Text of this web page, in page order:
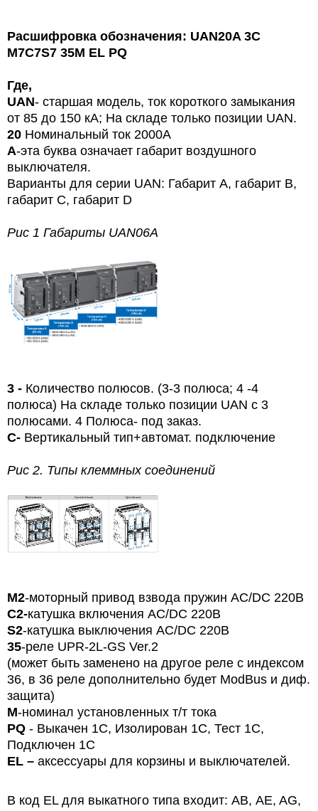
Расшифровка обозначения: UAN20A 3C
M7C7S7 35M EL PQ
Где,
UAN- старшая модель, ток короткого замыкания
от 85 до 150 кА; На складе только позиции UAN.
20 Номинальный ток 2000A
A-эта буква означает габарит воздушного
выключателя.
Варианты для серии UAN: Габарит А, габарит В,
габарит С, габарит D
Рис 1 Габариты UAN06A
3 - Количество полюсов. (3-3 полюса; 4 -4
полюса) На складе только позиции UAN с 3
полюсами. 4 Полюса- под заказ.
C- Вертикальный тип+автомат. подключение
Рис 2. Типы клеммных соединений
М2-моторный привод взвода пружин АС/DC 220В
С2-катушка включения АС/DC 220В
S2-катушка выключения АС/DC 220В
35-реле UPR-2L-GS Ver.2
(может быть заменено на другое реле с индексом
36, в 36 реле дополнительно будет ModBus и диф.
защита)
M-номинал установленных т/т тока
PQ - Выкачен 1C, Изолирован 1C, Тест 1C,
Подключен 1C
EL – аксессуары для корзины и выключателей.
В код EL для выкатного типа входит: АВ, AE, AG,